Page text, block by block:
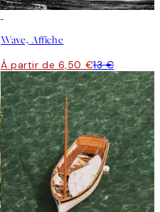
Wave, Affiche
À partir de 6,50 €13 €